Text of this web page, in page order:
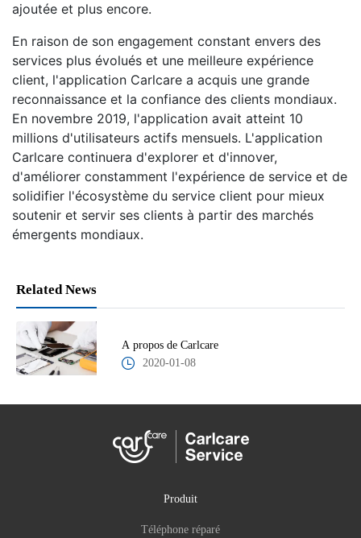
ajoutée et plus encore.
En raison de son engagement constant envers des
services plus évolués et une meilleure expérience
client, l'application Carlcare a acquis une grande
reconnaissance et la confiance des clients mondiaux.
En novembre 2019, l'application avait atteint 10
millions d'utilisateurs actifs mensuels. L'application
Carlcare continuera d'explorer et d'innover,
d'améliorer constamment l'expérience de service et de
solidifier l'écosystème du service client pour mieux
soutenir et servir ses clients à partir des marchés
émergents mondiaux.
Related News
A propos de Carlcare
2020-01-08
Produit
Téléphone réparé